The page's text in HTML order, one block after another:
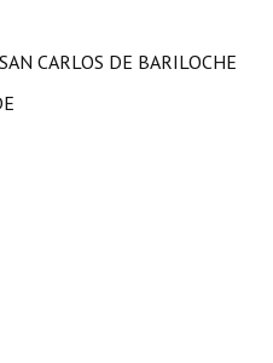
CARLOS DE BARILOCHE